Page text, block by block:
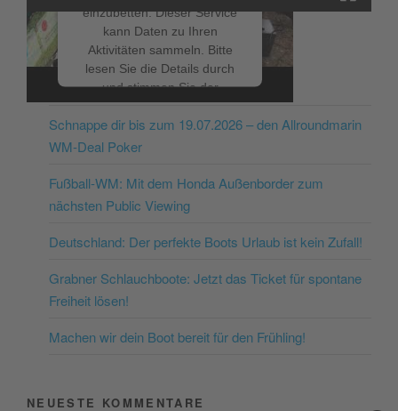
einzubetten. Dieser Service
kann Daten zu Ihren
Aktivitäten sammeln. Bitte
lesen Sie die Details durch
und stimmen Sie der
Nutzung des Service zu, um
dieses Video anzusehen.
Mehr Informationen
powered by
Consent Management
NEUESTE BEITRÄGE
Schnappe dir bis zum 19.07.2026 – den Allroundmarin
WM-Deal Poker
Fußball-WM: Mit dem Honda Außenborder zum
nächsten Public Viewing
Deutschland: Der perfekte Boots Urlaub ist kein Zufall!
Grabner Schlauchboote: Jetzt das Ticket für spontane
Freiheit lösen!
Machen wir dein Boot bereit für den Frühling!
NEUESTE KOMMENTARE